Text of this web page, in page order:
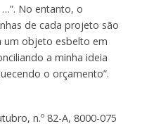
No entanto, o
de cada projeto são
um objeto esbelto em
a minha ideia
o orçamento”.
n.º 82-A, 8000-075